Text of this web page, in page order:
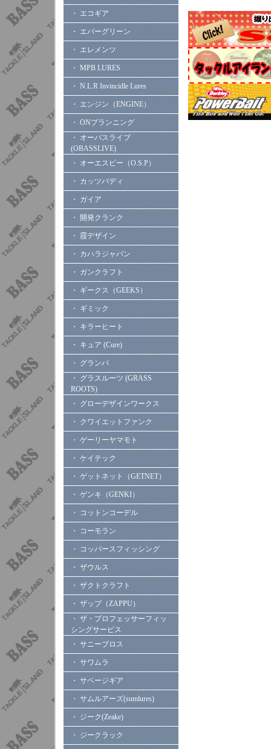
・ エコギア
・ エバーグリーン
・ エレメンツ
・ MPB LURES
・ N.L.R Invincidle Lures
・ エンジン（ENGINE）
・ ONプランニング
・ オーバスライブ
(OBASSLIVE)
・ オーエスピー（O.S.P）
・ カッツバディ
・ ガイア
・ 開発クランク
・ 霞デザイン
・ カハラジャパン
・ ガンクラフト
・ ギークス（GEEKS）
・ ギミック
・ キラーヒート
・ キュア (Cure)
・ グランパ
・ グラスルーツ (GRASS
ROOTS)
・ グローデザインワークス
・ クワイエットファンク
・ ゲーリーヤマモト
・ ケイテック
・ ゲットネット（GETNET）
・ ゲンキ（GENKI）
・ コットンコーデル
・ コーモラン
・ コッパースフィッシング
・ ザウルス
・ ザクトクラフト
・ ザップ（ZAPPU）
・ ザ・プロフェッサーフィッ
シングサービス
・ サニーブロス
・ サワムラ
・ サベージギア
・ サムルアーズ(sumlures)
・ ジーク(Zeake)
・ ジークラック